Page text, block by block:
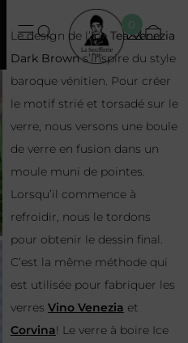
0
Le design de l’Ice Tea Venezia
Dark Browns’inspire du style
baroque vénitien. Pour créer
le motif strié et torsadé sur le
verre, nous versons une boule
de verre en fusion dans un
moule muni de pointes.
Lorsqu’il commence à
refroidir, nous le tordons
pour obtenir le dessin final.
C’est la même méthode qui
est utilisée pour fabriquer les
verres Vino Venezia et
Corvina! Le verre à boire Ice